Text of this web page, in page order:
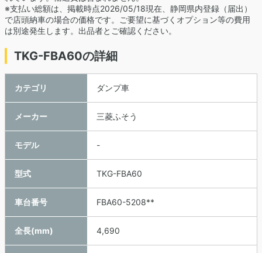
※支払い総額は、掲載時点2026/05/18現在、静岡県内登録（届出）
で店頭納車の場合の価格です。ご要望に基づくオプション等の費用
は別途発生します。出品者とご確認ください。
TKG-FBA60の詳細
カテゴリ ダンプ車
メーカー 三菱ふそう
モデル -
型式 TKG-FBA60
車台番号 FBA60-5208**
全長(mm) 4,690